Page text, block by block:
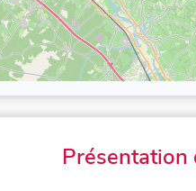
Présentation